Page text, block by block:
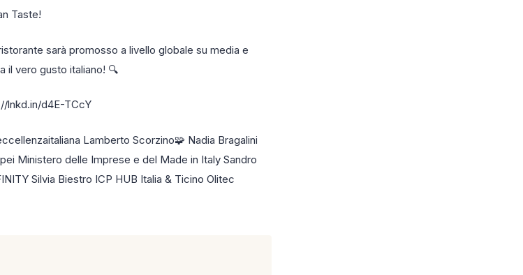
Taste!
ristorante sarà promosso a livello globale su media e
il vero gusto italiano! 🔍
lnkd.in/d4E-TCcY
Lamberto Scorzino🧩 Nadia Bragalini
Ministero delle Imprese e del Made in Italy Sandro
Silvia Biestro ICP HUB Italia & Ticino Olitec